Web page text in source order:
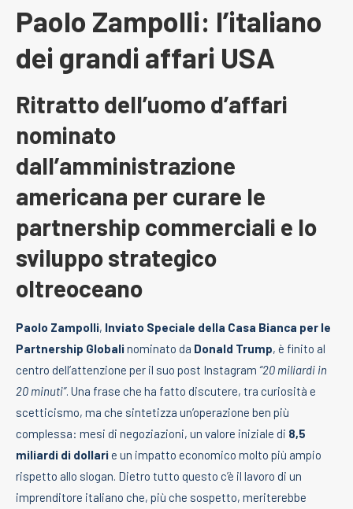
Paolo Zampolli: l’italiano
dei grandi affari USA
Ritratto dell’uomo d’affari
nominato
dall’amministrazione
americana per curare le
partnership commerciali e lo
sviluppo strategico
oltreoceano
Paolo Zampolli, Inviato Speciale della Casa Bianca per le
Partnership Globalinominato da Donald Trump, è finito al
centro dell’attenzione per il suo post Instagram “20 miliardi in
20 minuti”. Una frase che ha fatto discutere, tra curiosità e
scetticismo, ma che sintetizza un’operazione ben più
complessa: mesi di negoziazioni, un valore iniziale di 8,5
miliardi di dollarie un impatto economico molto più ampio
rispetto allo slogan. Dietro tutto questo c’è il lavoro di un
imprenditore italiano che, più che sospetto, meriterebbe